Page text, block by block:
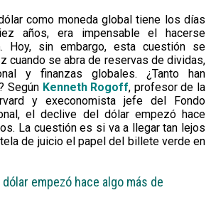
como moneda global tiene los días
años, era impensable el hacerse
Hoy, sin embargo, esta cuestión se
cuando se abra de reservas de dividas,
y finanzas globales. ¿Tanto han
Según Kenneth Rogoff, profesor de la
y execonomista jefe del Fondo
el declive del dólar empezó hace
La cuestión es si va a llegar tan lejos
de juicio el papel del billete verde en
empezó hace algo más de